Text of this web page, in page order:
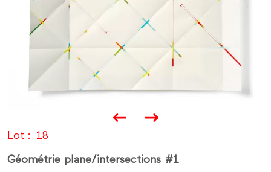
Lot 18
Géométrie plane/intersections #1